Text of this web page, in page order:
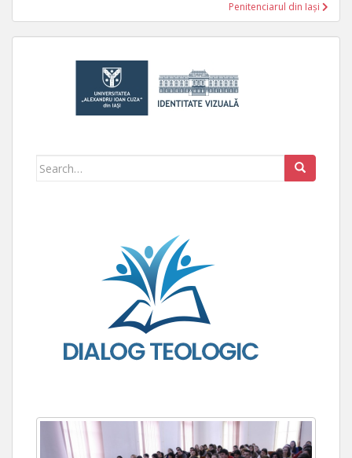
Penitenciarul din Iași
Search for: